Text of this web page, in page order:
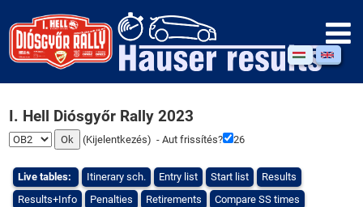
I. Hell Diósgyőr Rally 2023
(Kijelentkezés) - Aut frissítés? 25
Live tables: Itinerary sch. Entry list Start list
Results
Results+Info
Penalties Retirements
Compare SS times